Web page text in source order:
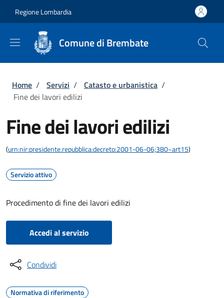
Regione Lombardia
Comune di Brembate
Briciole di pane
Home / Servizi / Catasto e urbanistica /
Fine dei lavori edilizi
Fine dei lavori edilizi
(urn:nir:presidente.repubblica:decreto:2001-06-06;380~art15)
Servizio attivo
Procedimento di fine dei lavori edilizi
Accedi al servizio
Condividi
Normativa di riferimento